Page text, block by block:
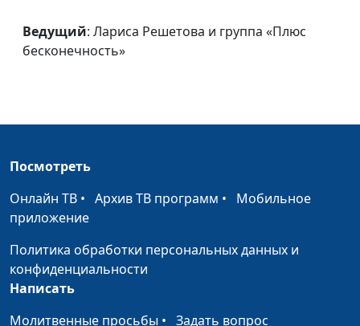
группа «Плюс
бесконечность»
бесконечность»
Царство Твоё
группа «Плюс
Прихожу в Твой
храм
группа «Плюс
Ведущий: Лариса Решетова и группа «Плюс
бесконечность»
Посмотреть
Онлайн ТВ • Архив ТВ программ • Мобильное
приложение
Политика обработки персональных данных и
конфиденциальности
Написать
Молитвенные просьбы • Задать вопрос